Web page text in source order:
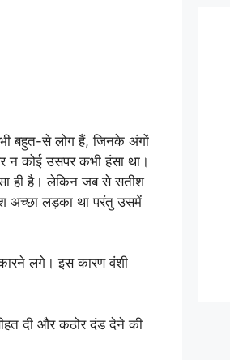
बहुत-से लोग हैं, जिनके अंगों
कोई उसपर कभी हंसा था।
ही है। लेकिन जब से सतीश
अच्छा लड़का था परंतु उसमें
लगे। इस कारण वंशी
दी और कठोर दंड देने की